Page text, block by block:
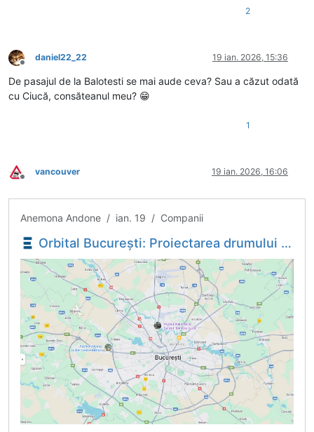
2
Deconectat
daniel22_22 19 ian. 2026, 15:36
De pasajul de la Balotesti se mai aude ceva? Sau a căzut odată
cu Ciucă, consăteanul meu? 😁
1
Deconectat
vancouver 19 ian. 2026, 16:06
Anemona Andone / ian. 19 / Companii
Orbital București: Proiectarea drumului radial DR 3 - Giulești Expres, relansată la licitație - Economica.net